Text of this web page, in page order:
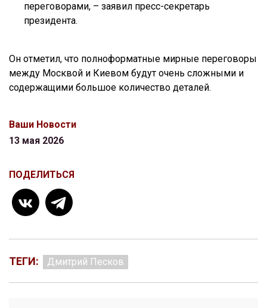
переговорами, – заявил пресс-секретарь
президента.
Он отметил, что полноформатные мирные переговоры
между Москвой и Киевом будут очень сложными и
содержащими большое количество деталей.
Ваши Новости
13 мая 2026
ПОДЕЛИТЬСЯ
ТЕГИ: Дмитрий Песков